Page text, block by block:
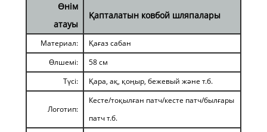
Өнім
атауы
Қапталатын ковбой шляпалары
Материал:
Қағаз сабан
Өлшемі:
58 см
Түсі:
Қара, ақ, қоңыр, бежевый және т.б.
Логотип:
Кесте/тоқылған патч/кесте патч/былғары
патч т.б.